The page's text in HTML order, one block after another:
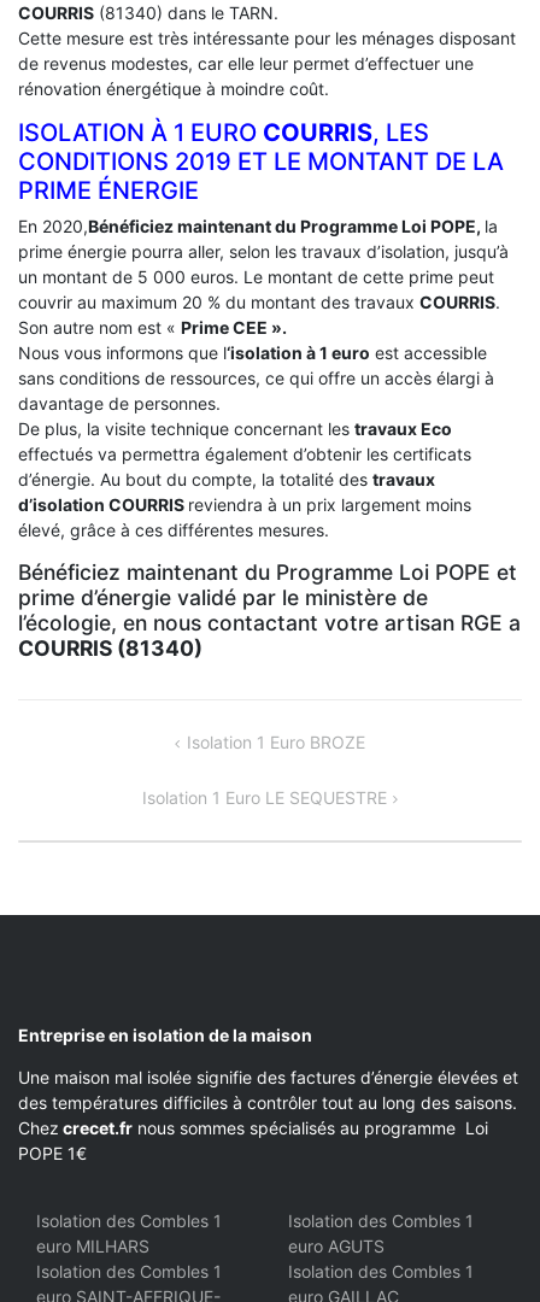
COURRIS (81340) dans le TARN.
Cette mesure est très intéressante pour les ménages disposant
de revenus modestes, car elle leur permet d’effectuer une
rénovation énergétique à moindre coût.
ISOLATION À 1 EURO COURRIS, LES
CONDITIONS 2019 ET LE MONTANT DE LA
PRIME ÉNERGIE
En 2020,Bénéficiez maintenant du Programme Loi POPE, la
prime énergie pourra aller, selon les travaux d’isolation, jusqu’à
un montant de 5 000 euros. Le montant de cette prime peut
couvrir au maximum 20 % du montant des travaux COURRIS.
Son autre nom est « Prime CEE ».
Nous vous informons que l‘isolation à 1 euro est accessible
sans conditions de ressources, ce qui offre un accès élargi à
davantage de personnes.
De plus, la visite technique concernant les travaux Eco
effectués va permettra également d’obtenir les certificats
d’énergie. Au bout du compte, la totalité des travaux
d’isolation COURRIS reviendra à un prix largement moins
élevé, grâce à ces différentes mesures.
Bénéficiez maintenant du Programme Loi POPE et
prime d’énergie validé par le ministère de
l’écologie, en nous contactant votre artisan RGE a
COURRIS (81340)
Isolation 1 Euro BROZE
Isolation 1 Euro LE SEQUESTRE
Entreprise en isolation de la maison
Une maison mal isolée signifie des factures d’énergie élevées et
des températures difficiles à contrôler tout au long des saisons.
Chez crecet.fr nous sommes spécialisés au programme Loi
POPE 1€
Isolation des Combles 1
euro MILHARS
Isolation des Combles 1
euro AGUTS
Isolation des Combles 1
euro SAINT-AFFRIQUE-
Isolation des Combles 1
euro GAILLAC